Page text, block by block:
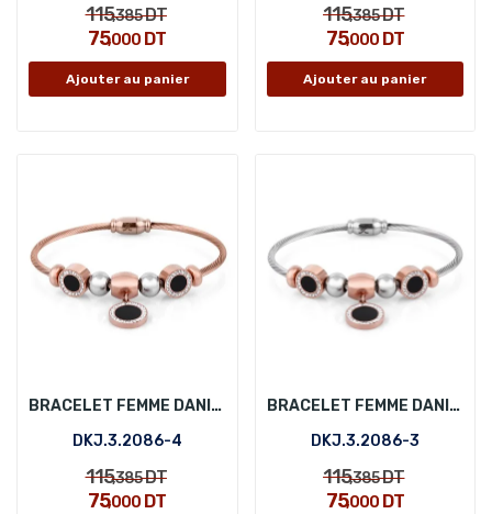
115,385DT
75,000 DT
Ajouter au panier
115,385DT
75,000DT
Ajouter au panier
BRACELET FEMME DANIEL KLEIN DKJ.3.2086-4
DKJ.3.2086-4
115,385DT
75,000 DT
BRACELET FEMME DANIEL KLEIN DKJ.3.2086-3
DKJ.3.2086-3
115,385DT
75,000DT